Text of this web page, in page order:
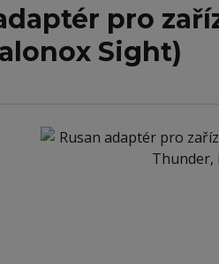
pro
Sight)